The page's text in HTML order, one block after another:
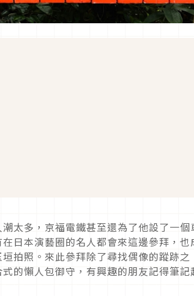
太多，京福電鐵甚至還為了他設了一個
日本演藝圈的名人都會來這邊參拜，也
拍照。來此參拜除了尋找偶像的蹤跡之
的懶人包御守，有興趣的朋友記得筆記